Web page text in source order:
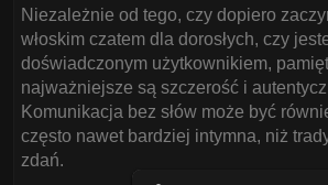
Niezależnie od tego, czy dopiero
włoskim czatem dla dorosłych, czy
doświadczonym użytkownikiem,
najważniejsze są szczerość i
Komunikacja bez słów może być
często nawet bardziej intymna, niż
zdań.